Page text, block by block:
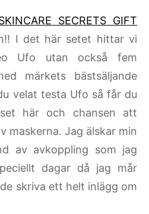
SECRETS GIFT
I det här setet hittar vi
Ufo utan också fem
märkets bästsäljande
velat testa Ufo så får du
här och chansen att
maskerna. Jag älskar min
av avkoppling som jag
dagar då jag mår
skriva ett helt inlägg om